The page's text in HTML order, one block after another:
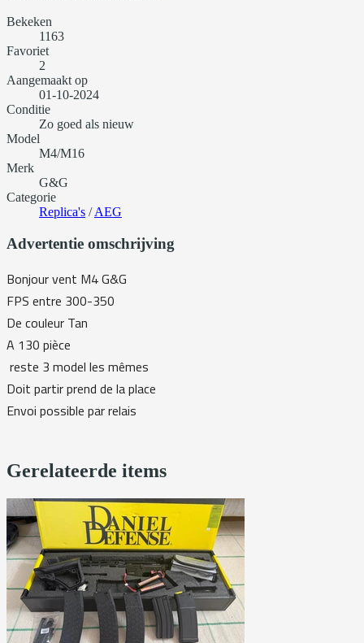
Bekeken
1163
Favoriet
2
Aangemaakt op
01-10-2024
Conditie
Zo goed als nieuw
Model
M4/M16
Merk
G&G
Categorie
Replica's /AEG
Advertentie omschrijving
Bonjour vent M4 G&G
FPS entre 300-350
De couleur Tan
A 130 pièce
reste 3 model les mêmes
Doit partir prend de la place
Envoi possible par relais
Gerelateerde items